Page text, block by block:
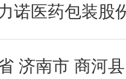
诺医药包装股
济南市 商河